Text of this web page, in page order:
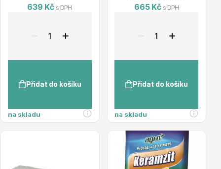
Živé ploty
Ovocné stromy
639 Kč s DPH
Přidat do košíku
na skladu
665 Kč s DPH
Přidat do košíku
na skladu